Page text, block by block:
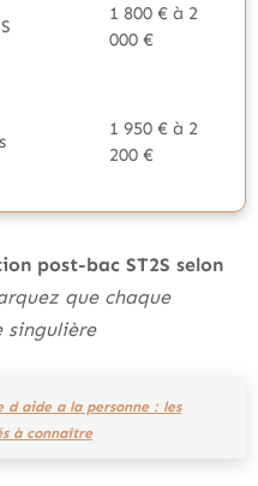
1 800 € à 2
000 €
1 950 € à 2
200 €
post-bac ST2S selon
que chaque
singulière
d aide a la personne : les
à connaître